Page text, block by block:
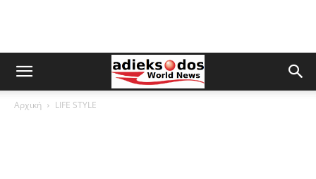
Αρχική LIFE STYLE